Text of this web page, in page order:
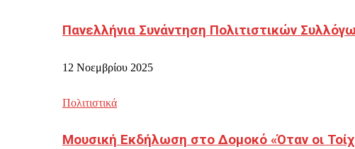
Πανελλήνια Συνάντηση Πολιτιστικών
12 Νοεμβρίου 2025
Πολιτιστικά
Μουσική Εκδήλωση στο Δομοκό «Όταν οι